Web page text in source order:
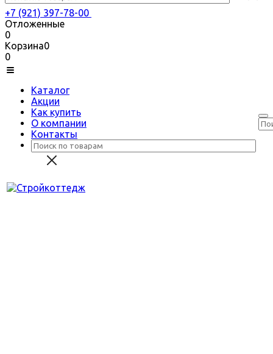
+7 (921) 397-78-00
Отложенные
0
Корзина0
0
Каталог
Акции
Как купить
О компании
Контакты